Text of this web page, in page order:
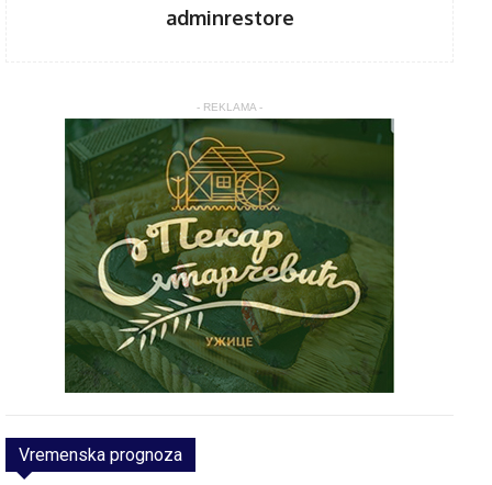
adminrestore
- REKLAMA -
Vremenska prognoza